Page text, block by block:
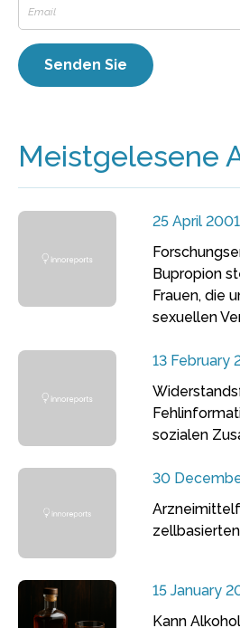
Meistgelesene
25 April 2001
Bupropion
Frauen, die
sexuellen
13 February
sozialen
30
15 January
Kann